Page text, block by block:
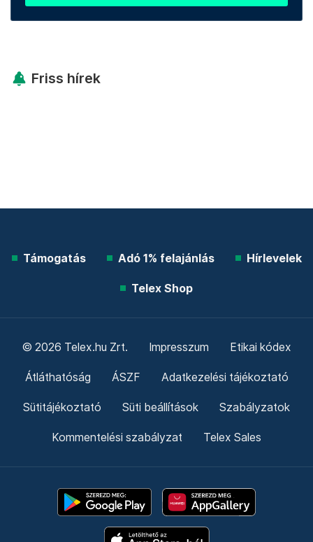
Friss hírek
Támogatás Adó 1% felajánlás Hírlevelek
Telex Shop
© 2026 Telex.hu Zrt. Impresszum Etikai kódex
Átláthatóság ÁSZF Adatkezelési tájékoztató
Sütitájékoztató Süti beállítások Szabályzatok
Kommentelési szabályzat Telex Sales